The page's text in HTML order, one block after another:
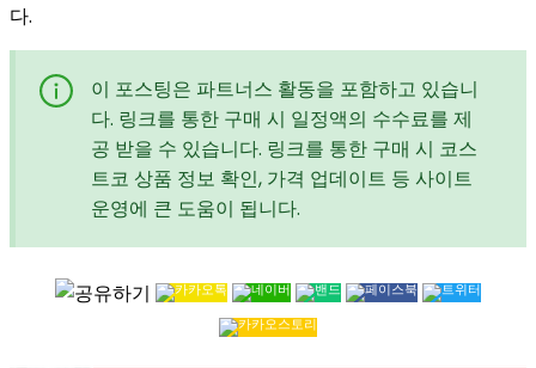
다.
이 포스팅은 파트너스 활동을 포함하고 있습니
다. 링크를 통한 구매 시 일정액의 수수료를 제
공 받을 수 있습니다. 링크를 통한 구매 시 코스
트코 상품 정보 확인, 가격 업데이트 등 사이트
운영에 큰 도움이 됩니다.